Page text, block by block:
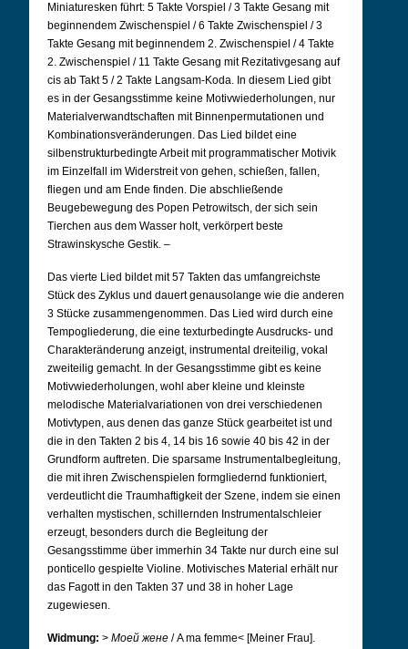
Miniaturesken führt: 5 Takte Vorspiel / 3 Takte Gesang mit
beginnendem Zwischenspiel / 6 Takte Zwischenspiel / 3
Takte Gesang mit beginnendem 2. Zwischenspiel / 4 Takte
2. Zwischenspiel / 11 Takte Gesang mit Rezitativgesang auf
cis ab Takt 5 / 2 Takte Langsam-Koda. In diesem Lied gibt
es in der Gesangsstimme keine Motivwiederholungen, nur
Materialverwandtschaften mit Binnenpermutationen und
Kombinationsveränderungen. Das Lied bildet eine
silbenstrukturbedingte Arbeit mit programmatischer Motivik
im Einzelfall im Widerstreit von gehen, schießen, fallen,
fliegen und am Ende finden. Die abschließende
Beugebewegung des Popen Petrowitsch, der sich sein
Tierchen aus dem Wasser holt, verkörpert beste
Strawinskysche Gestik. –
Das vierte Lied bildet mit 57 Takten das umfangreichste
Stück des Zyklus und dauert genausolange wie die anderen
3 Stücke zusammengenommen. Das Lied wird durch eine
Tempogliederung, die eine texturbedingte Ausdrucks- und
Charakteränderung anzeigt, instrumental dreiteilig, vokal
zweiteilig gemacht. In der Gesangsstimme gibt es keine
Motivwiederholungen, wohl aber kleine und kleinste
melodische Materialvariationen von drei verschiedenen
Motivtypen, aus denen das ganze Stück gearbeitet ist und
die in den Takten 2 bis 4, 14 bis 16 sowie 40 bis 42 in der
Grundform auftreten. Die sparsame Instrumentalbegleitung,
die mit ihren Zwischenspielen formgliedernd funktioniert,
verdeutlicht die Traumhaftigkeit der Szene, indem sie einen
verhalten mystischen, schillernden Instrumentalschleier
erzeugt, besonders durch die Begleitung der
Gesangsstimme über immerhin 34 Takte nur durch eine sul
ponticello gespielte Violine. Motivisches Material erhält nur
das Fagott in den Takten 37 und 38 in hoher Lage
zugewiesen.
Widmung: > Моей жене / A ma femme< [Meiner Frau].